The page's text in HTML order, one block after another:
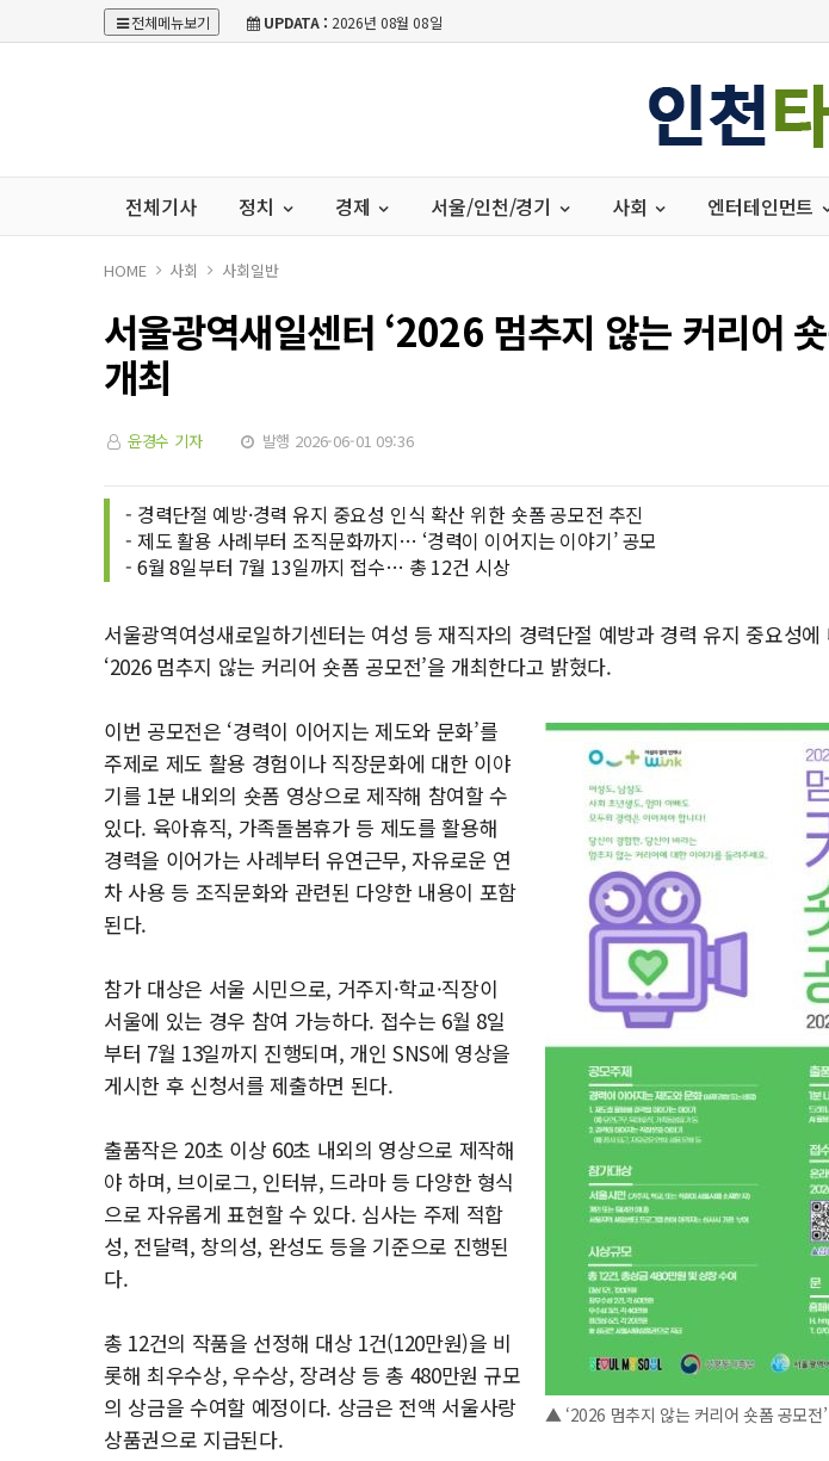
전체메뉴보기 UPDATA : 2026년 08월 08일
전체기사 정치 경제 서울/인천/경기 사회 엔터테인먼트
HOME 사회 사회일반
서울광역새일센터 ‘2026 멈추지 않는 커리어
개최
윤경수 기자 발행 2026-06-01 09:36
- 경력단절 예방·경력 유지 중요성 인식 확산 위한 숏폼 공모전 추진
- 제도 활용 사례부터 조직문화까지… ‘경력이 이어지는 이야기’ 공모
- 6월 8일부터 7월 13일까지 접수… 총 12건 시상
서울광역여성새로일하기센터는 여성 등 재직자의 경력단절 예방과 경력 유지 중요성
‘2026 멈추지 않는 커리어 숏폼 공모전’을 개최한다고 밝혔다.
▲ ‘2026 멈추지 않는 커리어 숏폼 공모전
이번 공모전은 ‘경력이 이어지는 제도와 문화’를
주제로 제도 활용 경험이나 직장문화에 대한 이야
기를 1분 내외의 숏폼 영상으로 제작해 참여할 수
있다. 육아휴직, 가족돌봄휴가 등 제도를 활용해
경력을 이어가는 사례부터 유연근무, 자유로운 연
차 사용 등 조직문화와 관련된 다양한 내용이 포함
된다.
참가 대상은 서울 시민으로, 거주지·학교·직장이
서울에 있는 경우 참여 가능하다. 접수는 6월 8일
부터 7월 13일까지 진행되며, 개인 SNS에 영상을
게시한 후 신청서를 제출하면 된다.
출품작은 20초 이상 60초 내외의 영상으로 제작해
야 하며, 브이로그, 인터뷰, 드라마 등 다양한 형식
으로 자유롭게 표현할 수 있다. 심사는 주제 적합
성, 전달력, 창의성, 완성도 등을 기준으로 진행된
다.
총 12건의 작품을 선정해 대상 1건(120만원)을 비
롯해 최우수상, 우수상, 장려상 등 총 480만원 규모
의 상금을 수여할 예정이다. 상금은 전액 서울사랑
상품권으로 지급된다.